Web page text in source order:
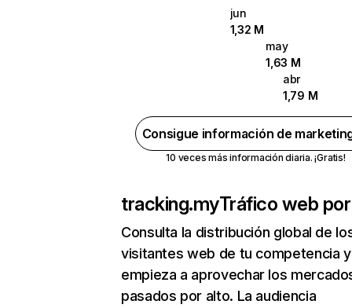
jun
1,32 M
may
1,63 M
abr
1,79 M
Consigue información de
10 veces más información diaria. ¡Gratis!
tracking.myTráfico web
Consulta la distribución global de
visitantes web de tu competencia y
empieza a aprovechar los
pasados por alto. La audiencia